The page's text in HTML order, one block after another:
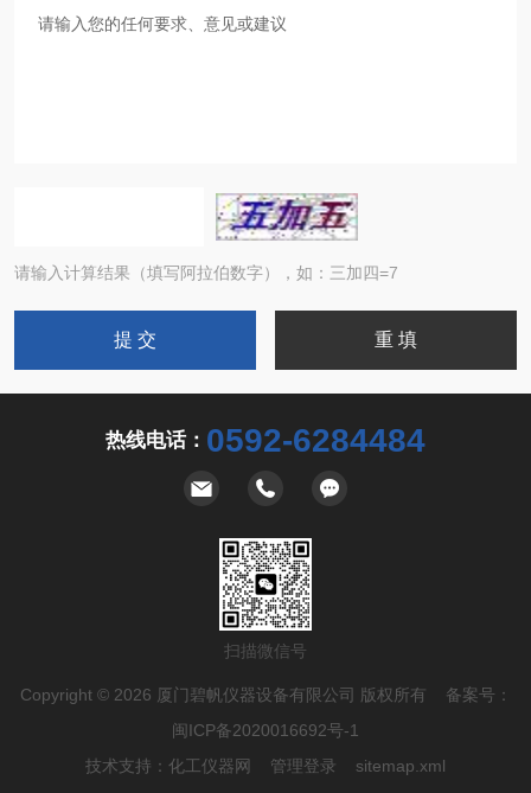
请输入计算结果（填写阿拉伯数字），如：三加四=7
热线电话： 0592-6284484
扫描微信号
Copyright © 2026 厦门碧帆仪器设备有限公司 版权所有 备案号：
闽ICP备2020016692号-1
技术支持： 化工仪器网 管理登录 sitemap.xml